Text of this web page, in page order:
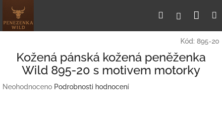
obsah
HledatPřihlášení
Kód: 895-20
Kožená pánská kožená peněženka
Wild 895-20 s motivem motorky
Průměrné
Neohodnoceno Podrobnosti hodnocení